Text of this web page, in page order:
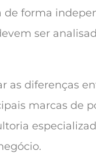
de forma
ser
as diferenças
marcas de